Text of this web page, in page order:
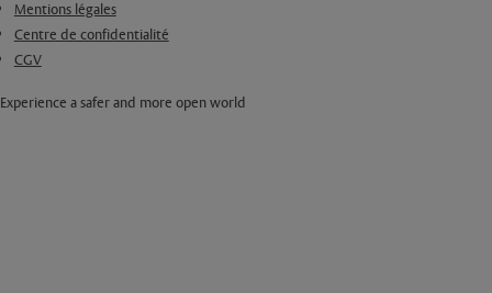
Mentions légales
Centre de confidentialité
CGV
Experience a safer and more open world